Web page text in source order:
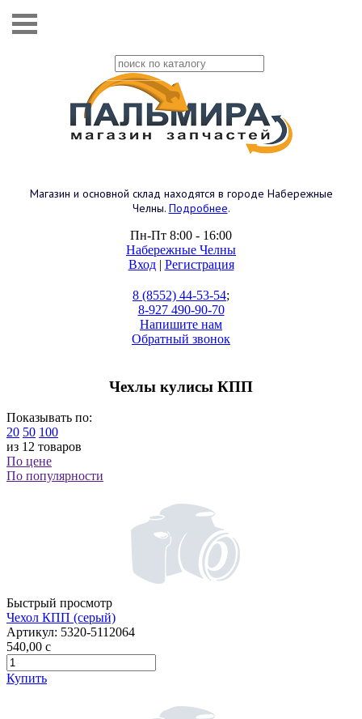
Магазин и основной склад находятся в городе Набережные
Челны. Подробнее.
Пн-Пт 8:00 - 16:00
Набережные Челны
Вход| Регистрация
8 (8552) 44-53-54;
8-927 490-90-70
Напишите нам
Обратный звонок
Чехлы кулисы КПП
Показывать по:
20 50 100
из 12 товаров
По цене
По популярности
Быстрый просмотр
Чехол КПП (серый)
Артикул: 5320-5112064
540,00 c
Купить